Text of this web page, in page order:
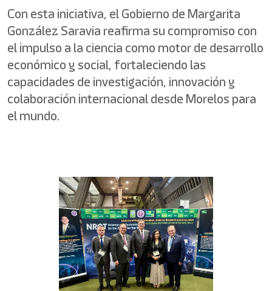
Con esta iniciativa, el Gobierno de Margarita
González Saravia reafirma su compromiso con
el impulso a la ciencia como motor de desarrollo
económico y social, fortaleciendo las
capacidades de investigación, innovación y
colaboración internacional desde Morelos para
el mundo.